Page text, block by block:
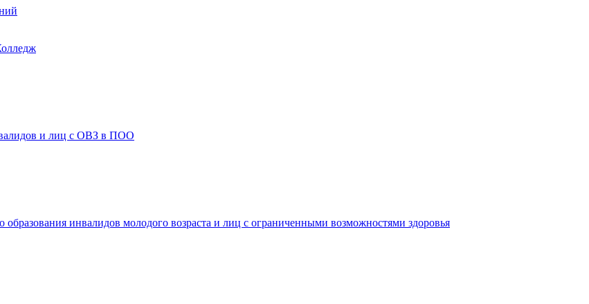
и лиц с ОВЗ в ПОО
инвалидов молодого возраста и лиц с ограниченными возможностями здоровья